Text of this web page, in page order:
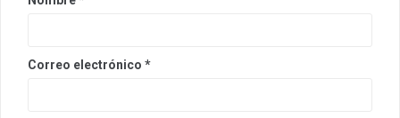
Correo electrónico *